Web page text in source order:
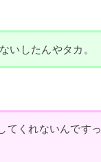
いしたんやタカ。
てくれないんですっ